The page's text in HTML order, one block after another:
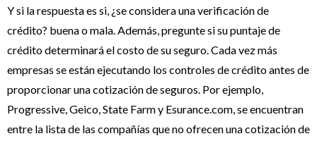
Y si la respuesta es si, ¿se considera una verificación de
crédito? buena o mala. Además, pregunte si su puntaje de
crédito determinará el costo de su seguro. Cada vez más
empresas se están ejecutando los controles de crédito antes de
proporcionar una cotización de seguros. Por ejemplo,
Progressive, Geico, State Farm y Esurance.com, se encuentran
entre la lista de las compañías que no ofrecen una cotización de